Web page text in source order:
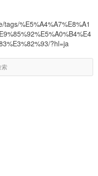
%E5%A4%A7%E8%A1
?hl=ja
索